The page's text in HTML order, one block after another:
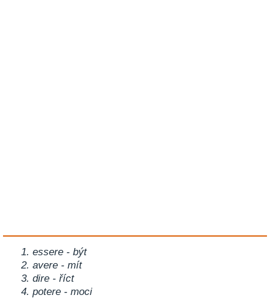
1. essere - být
2. avere - mít
3. dire - říct
4. potere - moci